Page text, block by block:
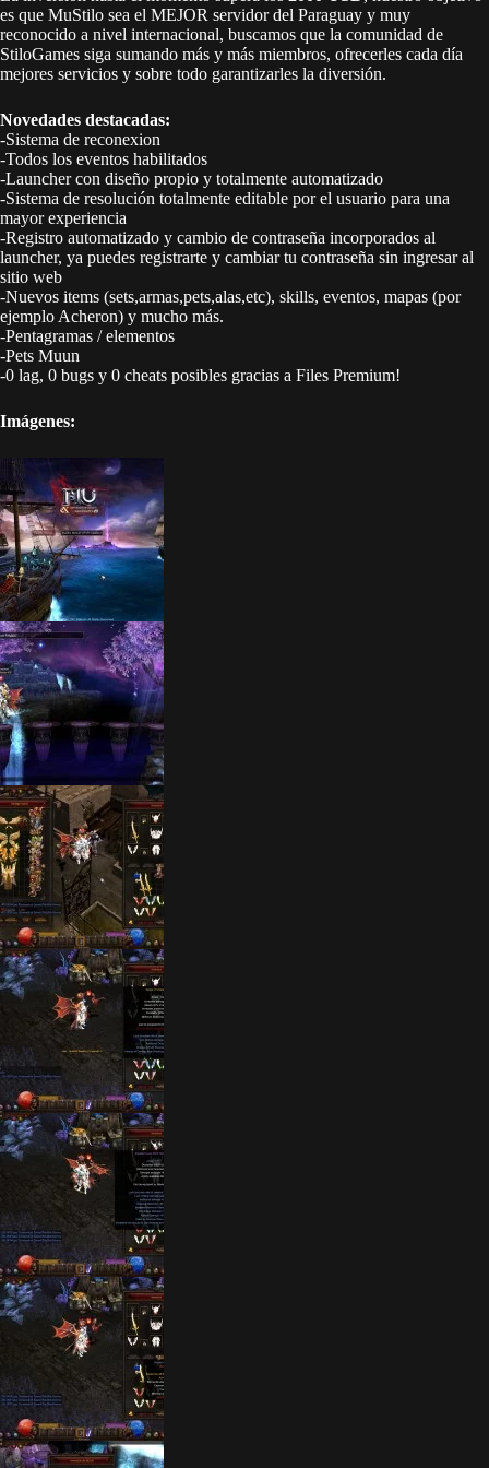
es que MuStilo sea el MEJOR servidor del Paraguay y muy
reconocido a nivel internacional, buscamos que la comunidad de
StiloGames siga sumando más y más miembros, ofrecerles cada día
mejores servicios y sobre todo garantizarles la diversión.
Novedades destacadas:
-Sistema de reconexion
-Todos los eventos habilitados
-Launcher con diseño propio y totalmente automatizado
-Sistema de resolución totalmente editable por el usuario para una
mayor experiencia
-Registro automatizado y cambio de contraseña incorporados al
launcher, ya puedes registrarte y cambiar tu contraseña sin ingresar al
sitio web
-Nuevos items (sets,armas,pets,alas,etc), skills, eventos, mapas (por
ejemplo Acheron) y mucho más.
-Pentagramas / elementos
-Pets Muun
-0 lag, 0 bugs y 0 cheats posibles gracias a Files Premium!
Imágenes: